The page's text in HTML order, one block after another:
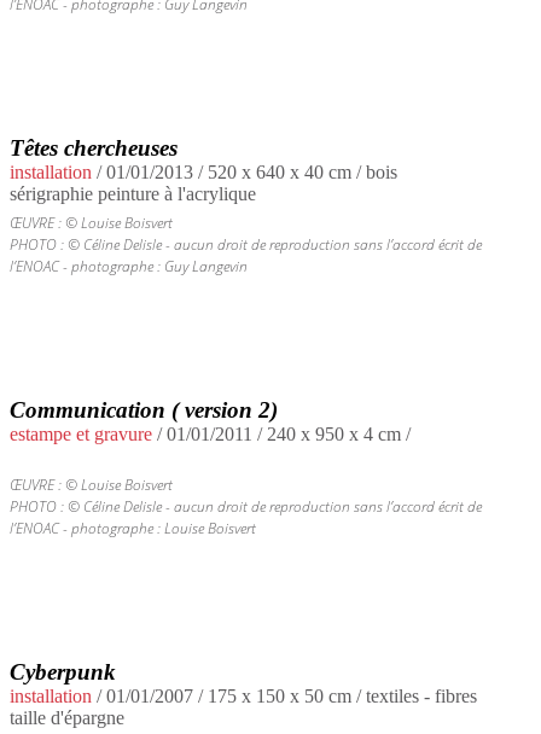
Têtes chercheuses
installation /01/01/2013 / 520 x 640 x 40 cm / bois
sérigraphie peinture à l'acrylique
ŒUVRE : © Louise Boisvert
PHOTO : © Céline Delisle - aucun droit de reproduction sans l’accord écrit de
l’ENOAC - photographe : Guy Langevin
Communication ( version 2)
estampe et gravure /01/01/2011 / 240 x 950 x 4 cm /
ŒUVRE : © Louise Boisvert
PHOTO : © Céline Delisle - aucun droit de reproduction sans l’accord écrit de
l’ENOAC - photographe : Louise Boisvert
Cyberpunk
installation /01/01/2007 / 175 x 150 x 50 cm / textiles - fibres
taille d'épargne